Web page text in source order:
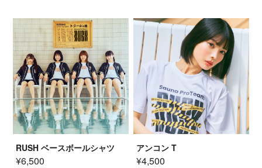
RUSH ベースボールシャツ
¥6,500
アンコン T
¥4,500